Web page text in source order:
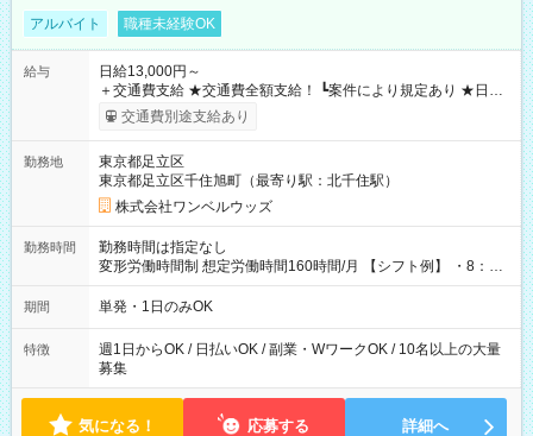
アルバイト 職種未経験OK
給与
日給13,000円～
＋交通費支給 ★交通費全額支給！ ┗案件により規定あり ★日払
いOK！（規定あり） ┗働いたその日に現金GET♪ お仕事後はコ
ンビニATMから 日払い分を引き落とせます！ 【試用期間】試
交通費別途支給あり
勤務地
東京都足立区
東京都足立区千住旭町（最寄り駅：北千住駅）
株式会社ワンベルウッズ
勤務時間
勤務時間は指定なし
変形労働時間制 想定労働時間160時間/月 【シフト例】 ・8：00
～21：00
期間 単発・1日のみOK
特徴
週1日からOK / 日払いOK / 副業・WワークOK / 10名以上の大量
募集
気になる！ 応募する 詳細へ